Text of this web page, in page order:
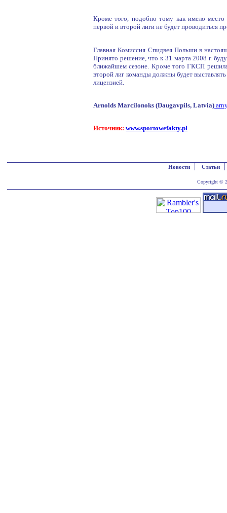
Кроме того, подобно тому как имело
первой и второй лиги не будет проводиться
Главная Комиссия Спидвея Польши в
Принято решение, что к 31 марта 2008 г.
ближайшем сезоне. Кроме того ГКСП
второй лиг команды должны будет
лицензией.
Arnolds Marcilonoks (Daugavpils, Latvia)
Источник: www.sportowefakty.pl
Новости| Статьи
Copyright ©